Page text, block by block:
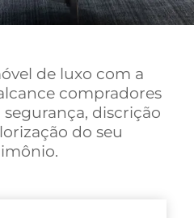
de luxo com a
compradores
discrição
do seu